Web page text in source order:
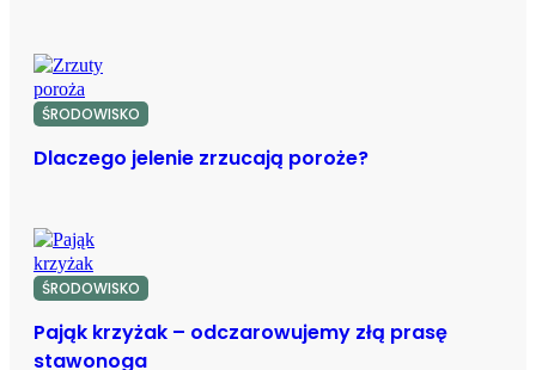
ŚRODOWISKO
Dlaczego jelenie zrzucają poroże?
ŚRODOWISKO
Pająk krzyżak – odczarowujemy złą prasę
stawonoga